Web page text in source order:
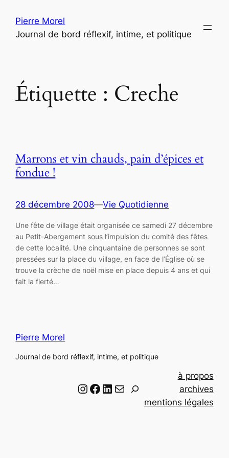
contenu
Pierre Morel
Journal de bord réflexif, intime, et politique
Étiquette : Creche
Marrons et vin chauds, pain d’épices et
fondue !
28 décembre 2008—Vie Quotidienne
Une fête de village était organisée ce samedi 27 décembre
au Petit-Abergement sous l’impulsion du comité des fêtes
de cette localité. Une cinquantaine de personnes se sont
pressées sur la place du village, en face de l’Église où se
trouve la crèche de noël mise en place depuis 4 ans et qui
fait la fierté…
Pierre Morel
Journal de bord réflexif, intime, et politique
Instagram Facebook LinkedIn Email
à propos
archives
mentions légales